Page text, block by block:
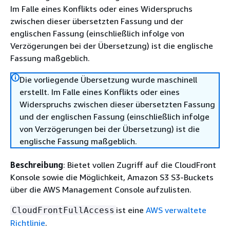
Im Falle eines Konflikts oder eines Widerspruchs
zwischen dieser übersetzten Fassung und der
englischen Fassung (einschließlich infolge von
Verzögerungen bei der Übersetzung) ist die englische
Fassung maßgeblich.
Die vorliegende Übersetzung wurde maschinell
erstellt. Im Falle eines Konflikts oder eines
Widerspruchs zwischen dieser übersetzten Fassung
und der englischen Fassung (einschließlich infolge
von Verzögerungen bei der Übersetzung) ist die
englische Fassung maßgeblich.
Beschreibung: Bietet vollen Zugriff auf die CloudFront
Konsole sowie die Möglichkeit, Amazon S3 S3-Buckets
über die AWS Management Console aufzulisten.
CloudFrontFullAccess ist eine AWS verwaltete
Richtlinie.